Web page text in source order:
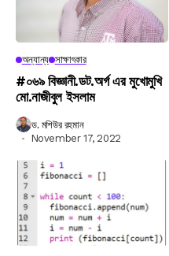
অন্যান্য সাক্ষাৎকার
#০৬৯ বিজ্ঞানী.ডট.অর্গ এর মুখোমুখি
মো.নাজীবুল ইসলাম
ড. মশিউর রহমান
November 17, 2022